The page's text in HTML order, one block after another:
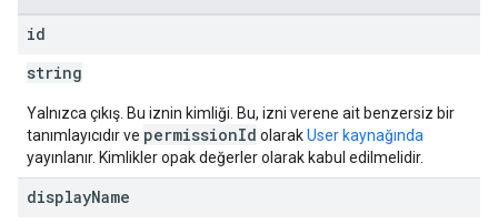
id
string
Yalnızca çıkış. Bu iznin kimliği. Bu, izni verene ait benzersiz bir
tanımlayıcıdır ve permissionId olarakUser kaynağında
yayınlanır. Kimlikler opak değerler olarak kabul edilmelidir.
displayName